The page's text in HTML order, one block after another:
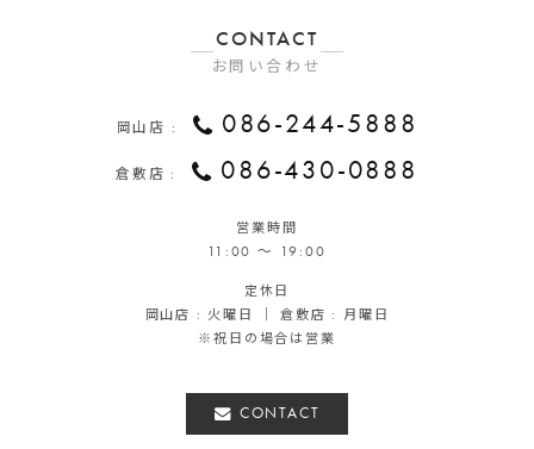
CONTACT
お問い合わせ
岡山店 : 086-244-5888
倉敷店 : 086-430-0888
営業時間
11:00 ～ 19:00
定休日
岡山店 : 火曜日 ｜ 倉敷店 : 月曜日
※祝日の場合は営業
CONTACT